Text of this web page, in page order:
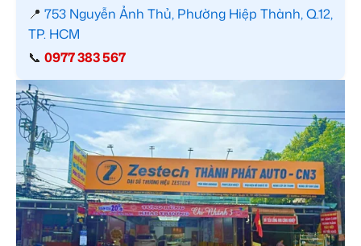
📍 753 Nguyễn Ảnh Thủ, Phường Hiệp Thành, Q.12,
TP. HCM
📞 0977 383 567